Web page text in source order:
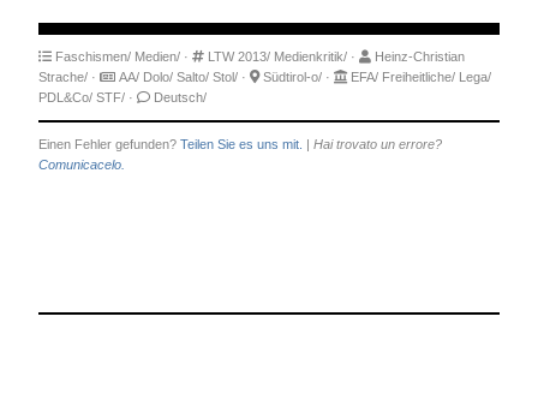
Faschismen/ Medien/ · LTW 2013/ Medienkritik/ ·
Heinz-Christian
Strache/ · AA/ Dolo/ Salto/ Stol/ · Südtirol-o/ · EFA/ Freiheitliche/ Lega/
PDL&Co/ STF/ · Deutsch/
Einen Fehler gefunden? Teilen Sie es uns mit. | Hai trovato un errore?
Comunicacelo.